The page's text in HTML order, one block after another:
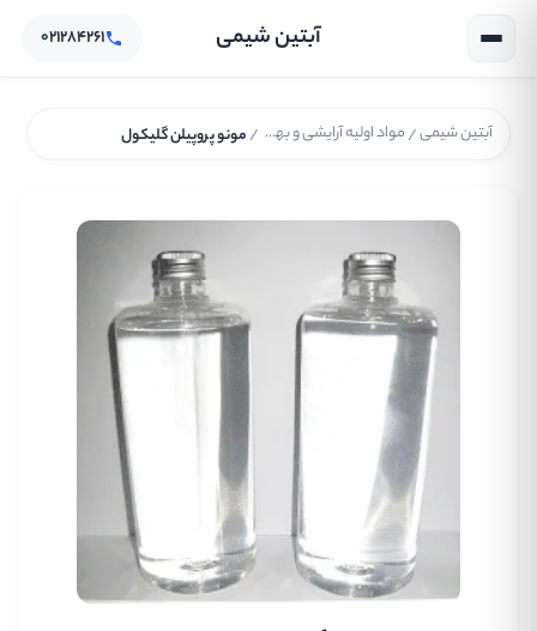
آبتین شیمی ۰۲۱۲۸۴۲۶۱
آبتین شیمی/ مواد اولیه آرایشی و بهداشتی /مونو پروپیلن گلیکول